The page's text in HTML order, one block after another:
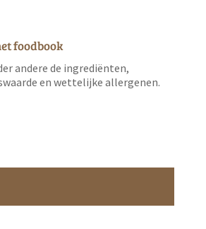
foodbook
andere de ingrediënten,
en wettelijke allergenen.